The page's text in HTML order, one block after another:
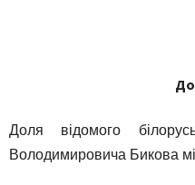
Доля відомого
Володимировича Бикова